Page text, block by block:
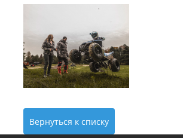
Вернуться к списку